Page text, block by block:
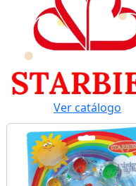
Ver catálogo